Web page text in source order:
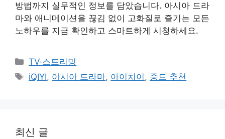
방법까지 실무적인 정보를 담았습니다. 아시아 드라
마와 애니메이션을 끊김 없이 고화질로 즐기는 모든
노하우를 지금 확인하고 스마트하게 시청하세요.
카
테
TV·스트리밍
태
iQIYI, 아시아 드라마, 아이치이 , 중드 추천
최신 글